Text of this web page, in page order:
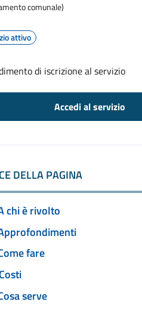
comunale)
attivo
di iscrizione al servizio
Accedi al servizio
DELLA PAGINA
chi è rivolto
fare
Costi
serve